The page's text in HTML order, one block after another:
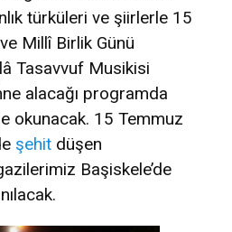
türküleri ve şiirlerle 15
Millî Birlik Günü
Tasavvuf Musikisi
alacağı programda
okunacak. 15 Temmuz
şehit düşen
Başiskele’de